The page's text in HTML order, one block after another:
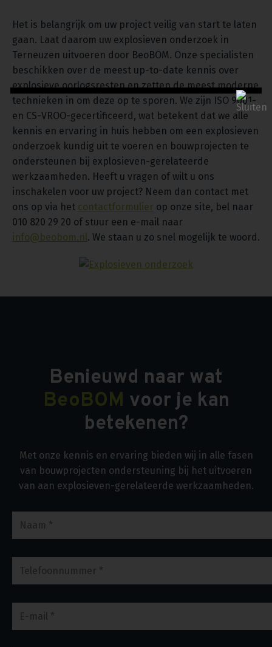
Het is belangrijk om uw project veilig van start te laten
gaan. Laat daarom uw explosieven onderzoek in
Terneuzen uitvoeren door BeoBOM. Onze specialisten
beschikken over de meest up-to-date kennis over
explosieve oorlogsresten en zetten de meest moderne
technieken in om deze op te sporen. We zijn ISO 9001-
en CS-VROO-gecertificeerd, wat betekent dat we alle
kennis en ervaring in huis hebben om een explosieven
onderzoek kundig uit te voeren en bouwprojecten te
ondersteunen bij explosieven-gerelateerde
werkzaamheden. Heeft u vragen of wilt u ons
inschakelen voor uw project? Neem dan contact met
ons op via het contactformulier op onze site, bel naar
010 820 29 20 of stuur een e-mail naar
info@beobom.nl. We staan u zo snel mogelijk te woord.
Benieuwd naar wat
BeoBOM voor je kan
betekenen?
Met onze kennis en ervaring bieden wij in alle fasen
van bouwprojecten ondersteuning bij het uitvoeren
van aan explosieven-gerelateerde werkzaamheden.